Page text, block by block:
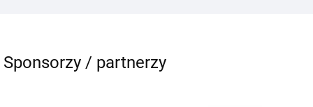
Sponsorzy / partnerzy